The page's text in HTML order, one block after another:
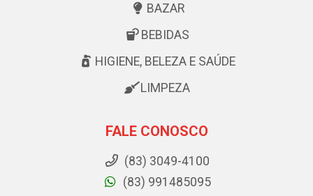
BAZAR
BEBIDAS
HIGIENE, BELEZA E SAÚDE
LIMPEZA
FALE CONOSCO
(83) 3049-4100
(83) 991485095